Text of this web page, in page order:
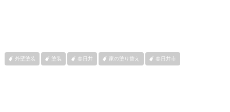
外壁塗装 塗装 春日井 家の塗り替え 春日井市